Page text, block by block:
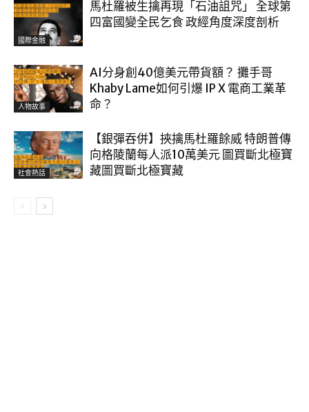
國際金融
馬杜羅被生擒再現「石油詛咒」 全球第
四富國變全民乞食 政經角度深度剖析
人物故事
AI分身創40億美元帶貨額？ 攤手哥
Khaby Lame如何引爆 IP X 電商工業革
命？
社會熱話
【銀彈吞併】挾擒馬杜羅餘威 特朗普傳
向格陵蘭每人派10萬美元 圖買斷北極寶
藏圖買斷北極寶藏